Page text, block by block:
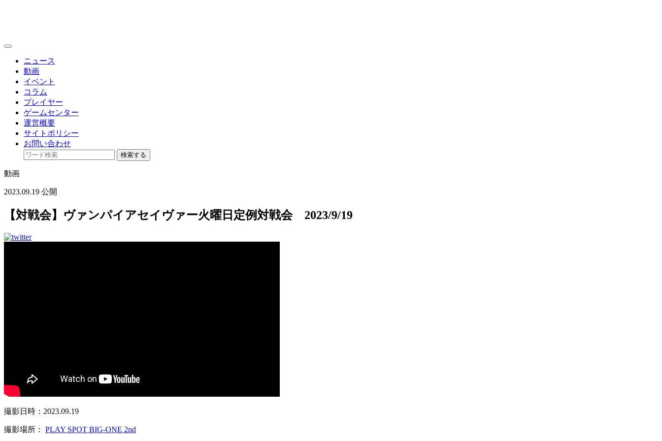
toggle
ニュース
動画
イベント
コラム
プレイヤー
ゲームセンター
運営概要
サイトポリシー
お問い合わせ
検索する
動画
2023.09.19 公開
【対戦会】ヴァンパイアセイヴァー火曜日定例対戦会 2023/9/19
撮影日時：2023.09.19
撮影場所： PLAY SPOT BIG-ONE 2nd